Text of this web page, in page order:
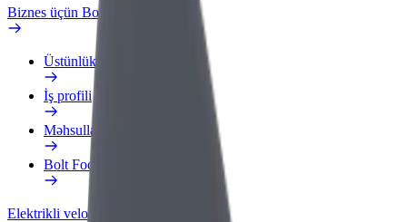
Biznes üçün Bolt
Üstünlüklər
İş profili
Məhsullar
Bolt Food for Business
Elektrikli velosipedlər